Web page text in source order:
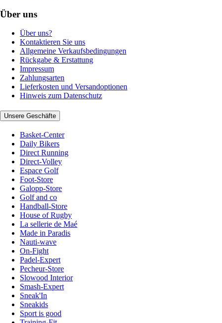
Über uns
Über uns?
Kontaktieren Sie uns
Allgemeine Verkaufsbedingungen
Rückgabe & Erstattung
Impressum
Zahlungsarten
Lieferkosten und Versandoptionen
Hinweis zum Datenschutz
Unsere Geschäfte
Basket-Center
Daily Bikers
Direct Running
Direct-Volley
Espace Golf
Foot-Store
Galopp-Store
Golf and co
Handball-Store
House of Rugby
La sellerie de Maé
Made in Paradis
Nauti-wave
On-Fight
Padel-Expert
Pecheur-Store
Slowood Interior
Smash-Expert
Sneak'In
Sneakids
Sport is good